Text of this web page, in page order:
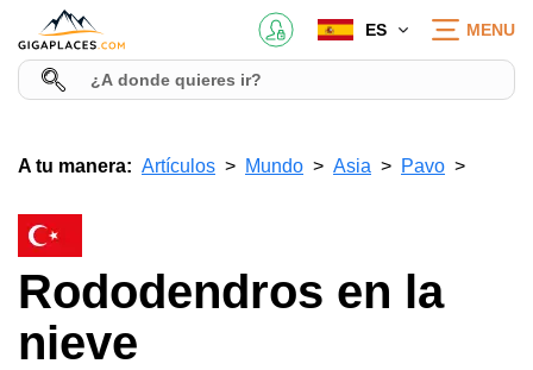
ES MENU
A tu manera: Artículos Mundo Asia Pavo
Rododendros en la
nieve